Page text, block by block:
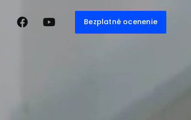
Bezplatné ocenenie